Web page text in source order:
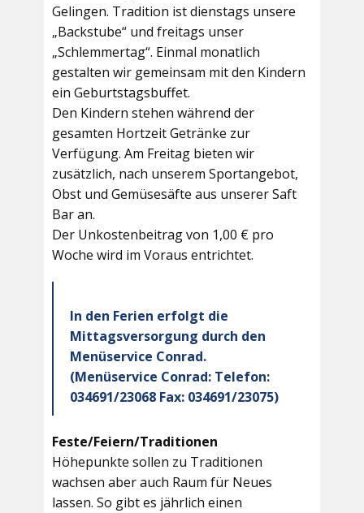
Gelingen. Tradition ist dienstags unsere
„Backstube“ und freitags unser
„Schlemmertag“. Einmal monatlich
gestalten wir gemeinsam mit den Kindern
ein Geburtstagsbuffet.
Den Kindern stehen während der
gesamten Hortzeit Getränke zur
Verfügung. Am Freitag bieten wir
zusätzlich, nach unserem Sportangebot,
Obst und Gemüsesäfte aus unserer Saft
Bar an.
Der Unkostenbeitrag von 1,00 € pro
Woche wird im Voraus entrichtet.
In den Ferien erfolgt die
Mittagsversorgung durch den
Menüservice Conrad.
(Menüservice Conrad: Telefon:
034691/23068 Fax: 034691/23075)
Feste/Feiern/Traditionen
Höhepunkte sollen zu Traditionen
wachsen aber auch Raum für Neues
lassen. So gibt es jährlich einen